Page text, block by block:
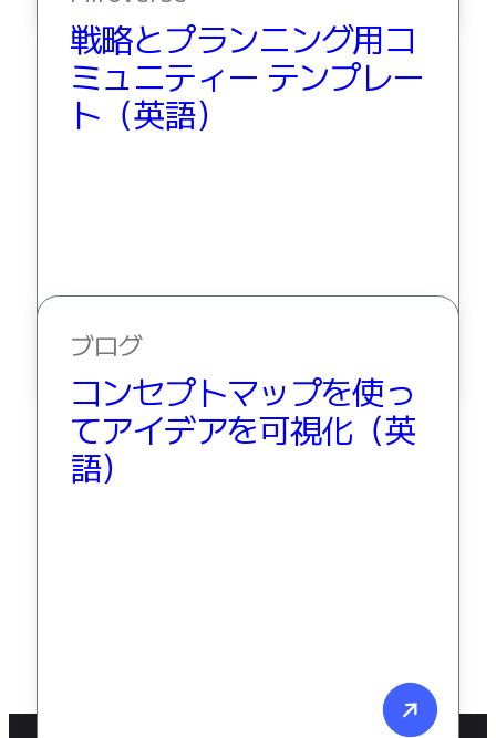
戦略とプランニング用コ
ミュニティー テンプレー
ト（英語）
ブログ
コンセプトマップを使っ
てアイデアを可視化（英
語）